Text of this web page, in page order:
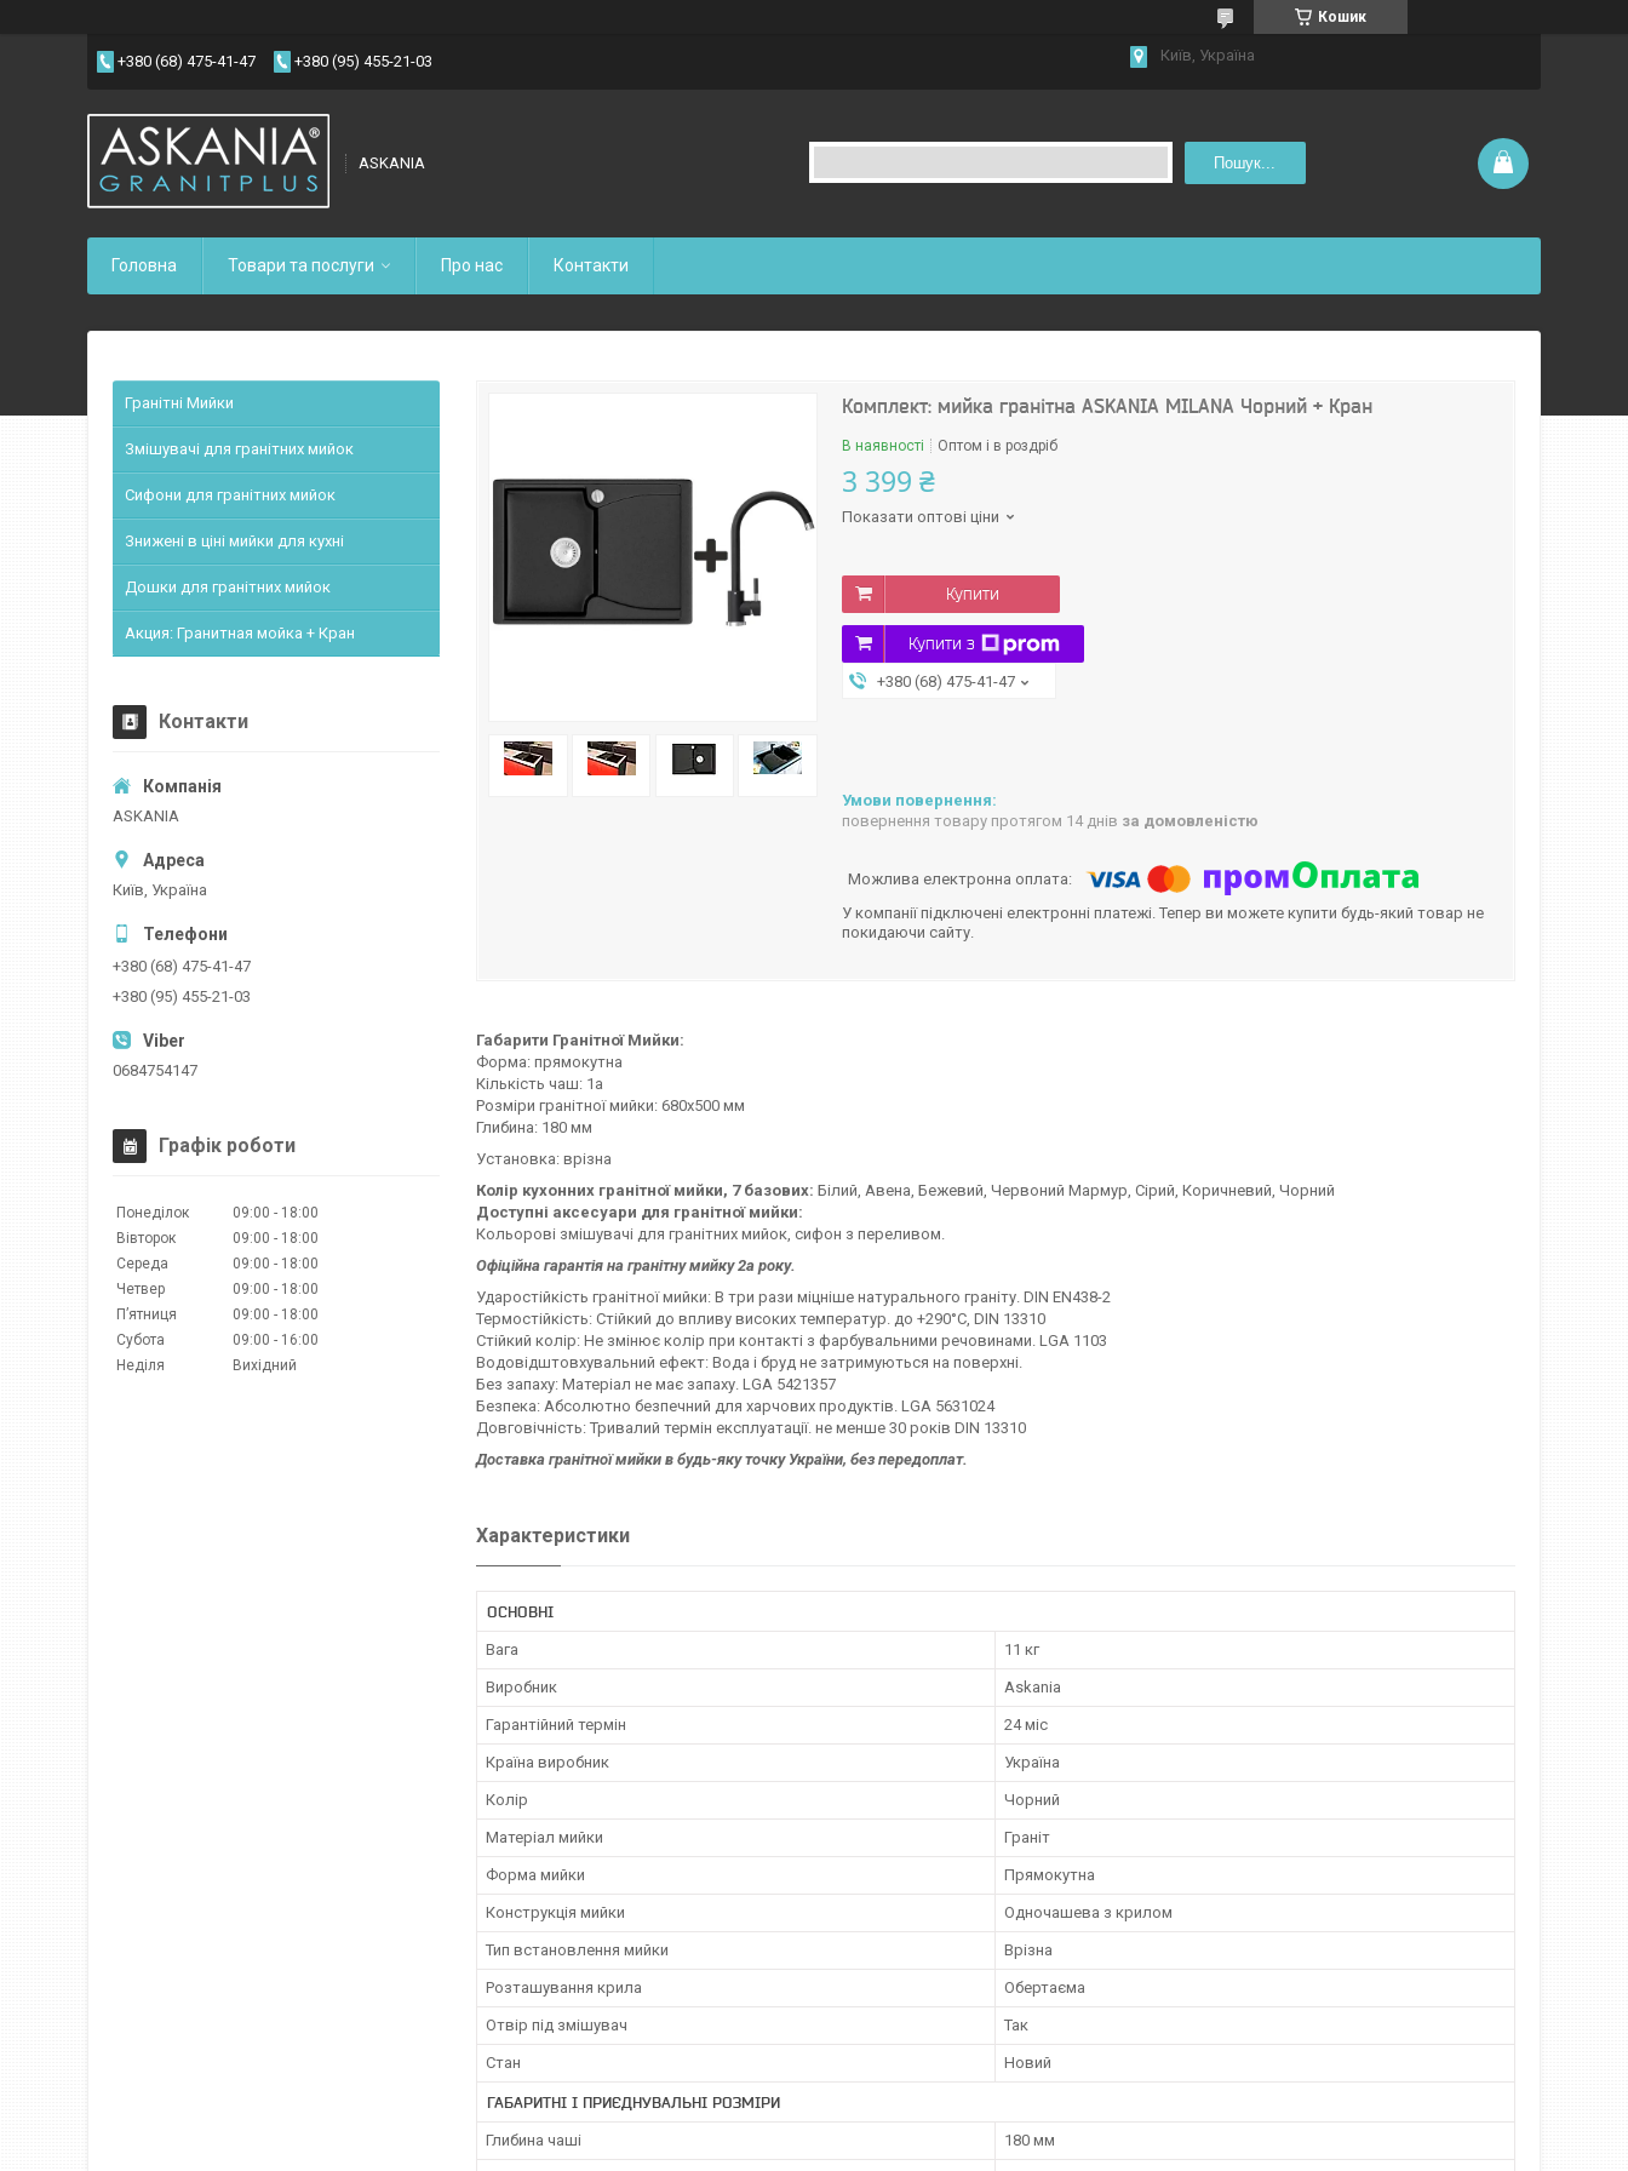
Кошик
+380 (68) 475-41-47 +380 (95) 455-21-03 Київ, Україна
ASKANIA Пошук...
Головна Товари та послуги Про нас Контакти
Комплект: мийка гранітна ASKANIA MILANA Чорний + Кран
В наявності Оптом і в роздріб
3 399 ₴
Показати оптові ціни
Купити
Купити з
+380 (68) 475-41-47
повернення товару протягом 14 днів за домовленістю
У компанії підключені електронні платежі. Тепер ви можете купити будь-який товар не
покидаючи сайту.
Габарити Гранітної Мийки:
Форма: прямокутна
Кількість чаш: 1a
Розміри гранітної мийки: 680х500 мм
Глибина: 180 мм
Установка: врізна
Колір кухонних гранітної мийки, 7 базових: Білий, Авена, Бежевий, Червоний Мармур, Сірий, Коричневий, Чорний
Доступні аксесуари для гранітної мийки:
Кольорові змішувачі для гранітних мийок, сифон з переливом.
Офіційна гарантія на гранітну мийку 2а року.
Ударостійкість гранітної мийки: В три рази міцніше натурального граніту. DIN EN438-2
Термостійкість: Стійкий до впливу високих температур. до +290°C, DIN 13310
Стійкий колір: Не змінює колір при контакті з фарбувальними речовинами. LGA 1103
Водовідштовхувальний ефект: Вода і бруд не затримуються на поверхні.
Без запаху: Матеріал не має запаху. LGA 5421357
Безпека: Абсолютно безпечний для харчових продуктів. LGA 5631024
Довговічність: Тривалий термін експлуатації. не менше 30 років DIN 13310
Доставка гранітної мийки в будь-яку точку України, без передоплат.
Характеристики
ОСНОВНІ
Вага 11 кг
Виробник Askania
Гарантійний термін 24 міс
Країна виробник Україна
Колір Чорний
Матеріал мийки Граніт
Форма мийки Прямокутна
Конструкція мийки Одночашева з крилом
Тип встановлення мийки Врізна
Розташування крила Обертаєма
Отвір під змішувач Так
Стан Новий
ГАБАРИТНІ І ПРИЄДНУВАЛЬНІ РОЗМІРИ
Глибина чаші 180 мм
Гранітні Мийки
Змішувачі для гранітних мийок
Сифони для гранітних мийок
Знижені в ціні мийки для кухні
Дошки для гранітних мийок
Акция: Гранитная мойка + Кран
Контакти
ASKANIA
Київ, Україна
+380 (68) 475-41-47
+380 (95) 455-21-03
0684754147
Графік роботи
Понеділок 09:00
18:00
Вівторок
09:00
18:00
Середа
09:00
18:00
Четвер
09:00
18:00
Пʼятниця
09:00
18:00
Субота
09:00
16:00
Неділя
Вихідний